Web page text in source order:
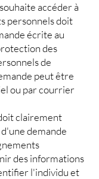
accéder à
personnels doit
écrite au
des
de
peut être
ou par courrier
clairement
demande
des informations
l'individu et